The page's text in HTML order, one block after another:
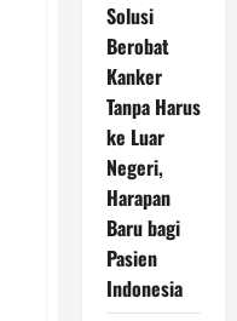
Solusi
Berobat
Kanker
Tanpa Harus
ke Luar
Negeri,
Harapan
Baru bagi
Pasien
Indonesia